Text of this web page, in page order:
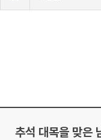
로
추석 대목을 맞은